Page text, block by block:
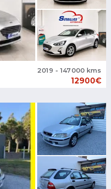
2019 - 147000 kms
12900€